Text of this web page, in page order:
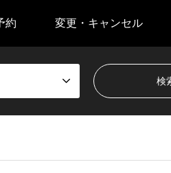
約 変更・キャンセル